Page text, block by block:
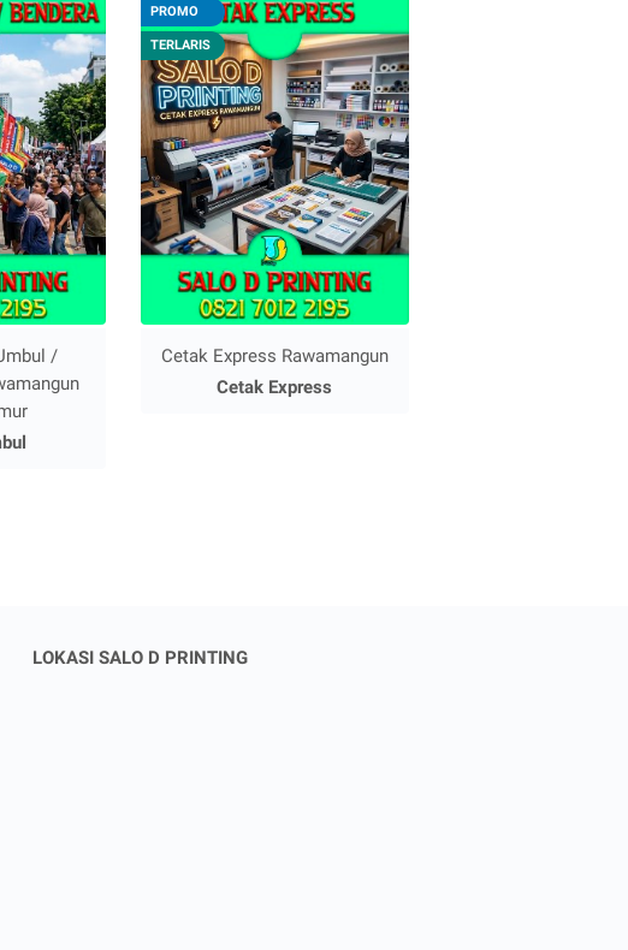
/
Cetak Express Rawamangun
Cetak Express
PROMO
TERLARIS
LOKASI SALO D PRINTING